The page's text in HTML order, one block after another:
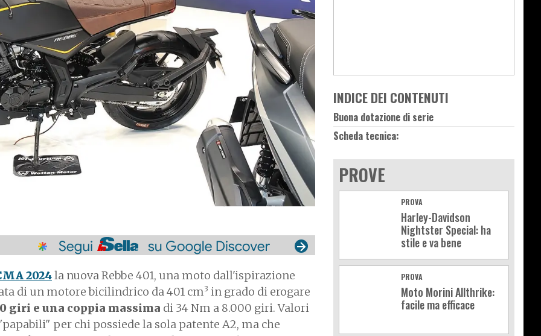
2024la nuova Rebbe 401, una moto dall'ispirazione
di un motore bicilindrico da 401 cm3 in grado di erogare
giri e una coppia massima di 34 Nm a 8.000 giri. Valori
per chi possiede la sola patente A2, ma che
INDICE DEI CONTENUTI
Buona dotazione di serie
Scheda tecnica:
PROVE
PROVA
Harley-Davidson
Nightster Special: ha
stile e va bene
PROVA
Moto Morini Allthrike:
facile ma efficace